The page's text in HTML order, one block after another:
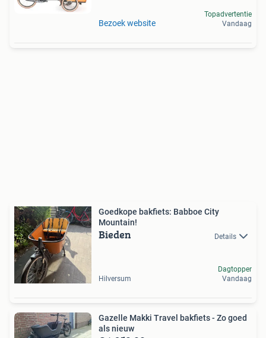
Bezoek website
Topadvertentie
Vandaag
Goedkope bakfiets: Babboe City
Mountain!
Bieden Details
Hilversum
Dagtopper
Vandaag
Gazelle Makki Travel bakfiets - Zo goed
als nieuw